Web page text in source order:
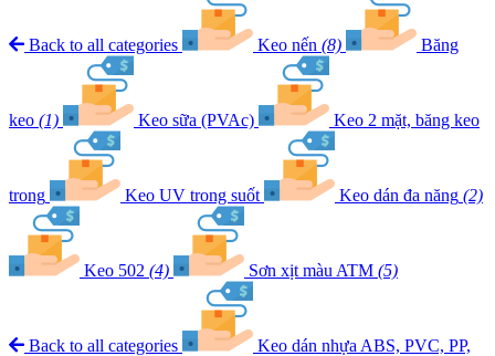
Back to all categories Keo nến (8) Băng
keo (1) Keo sữa (PVAc) Keo 2 mặt, băng keo
trong Keo UV trong suốt Keo dán đa năng (2)
Keo 502 (4) Sơn xịt màu ATM (5)
Back to all categories Keo dán nhựa ABS, PVC, PP,